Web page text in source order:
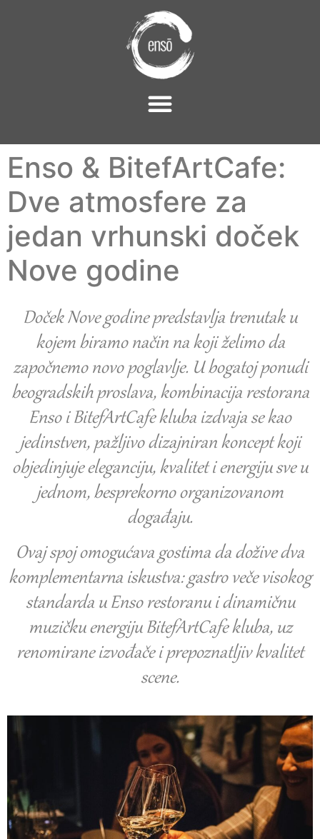
Enso & BitefArtCafe:
Dve atmosfere za
jedan vrhunski doček
Nove godine
Doček Nove godine predstavlja trenutak u
kojem biramo način na koji želimo da
započnemo novo poglavlje. U bogatoj ponudi
beogradskih proslava, kombinacija restorana
Enso i BitefArtCafe kluba izdvaja se kao
jedinstven, pažljivo dizajniran koncept koji
objedinjuje eleganciju, kvalitet i energiju sve u
jednom, besprekorno organizovanom
događaju.
Ovaj spoj omogućava gostima da dožive dva
komplementarna iskustva: gastro veče visokog
standarda u Enso restoranu i dinamičnu
muzičku energiju BitefArtCafe kluba, uz
renomirane izvođače i prepoznatljiv kvalitet
scene.